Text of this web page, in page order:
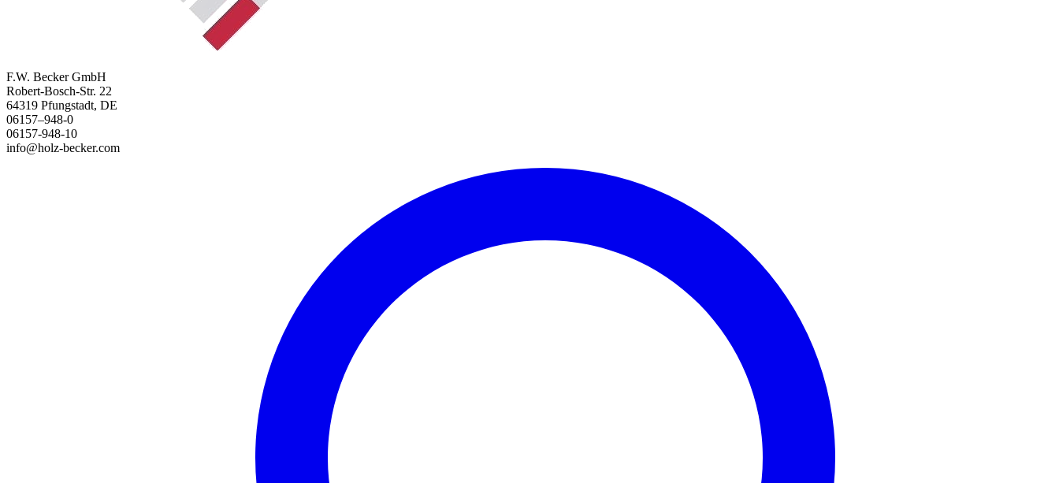
F.W. Becker GmbH
Robert-Bosch-Str. 22
64319 Pfungstadt, DE
06157–948-0
06157-948-10
info@holz-becker.com